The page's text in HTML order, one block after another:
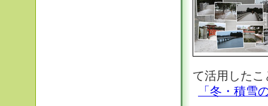
て活用した
「冬・積雪